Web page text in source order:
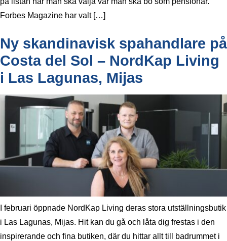
Forbes Magazine har valt […]
Ny skandinavisk spahandlare på
Costa del Sol – NordKap Living
i Las Lagunas, Mijas
I februari öppnade NordKap Living deras stora utställningsbutik
i Las Lagunas, Mijas. Hit kan du gå och låta dig frestas i den
inspirerande och fina butiken, där du hittar allt till badrummet i